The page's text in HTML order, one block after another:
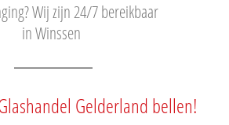
Wij zijn 24/7 bereikbaar
in Winssen
Gelderland bellen!